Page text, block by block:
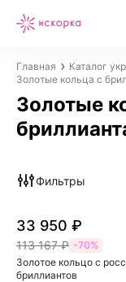
Главная Каталог
Золотые кольца с
Золотые
Фильтры
33 950 ₽
113 167 ₽ -70%
Золотое кольцо с
бриллиантов